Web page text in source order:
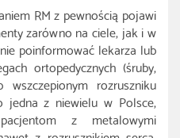
RM z pewnością pojawi
zarówno na ciele, jak i w
poinformować lekarza lub
ortopedycznych (śruby,
rozruszniku
jedna z niewielu w Polsce,
z metalowymi